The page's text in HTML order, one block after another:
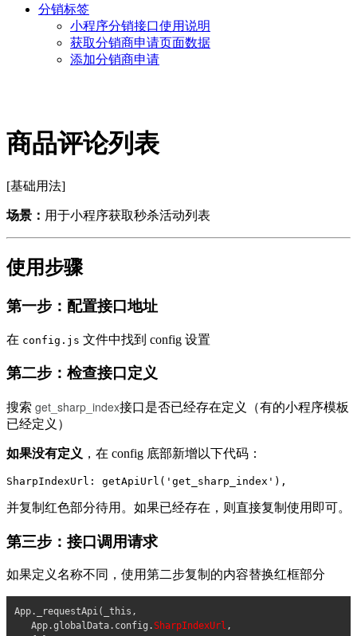
分销标签
小程序分销接口使用说明
获取分销商申请页面数据
添加分销商申请
商品评论列表
[基础用法]
场景： 用于小程序获取秒杀活动列表
使用步骤
第一步：配置接口地址
在 config.js 文件中找到 config 设置
第二步：检查接口定义
搜索 get_sharp_index接口是否已经存在定义（有的小程序模板
已经定义）
如果没有定义 ，在 config 底部新增以下代码：
SharpIndexUrl: getApiUrl('get_sharp_index'),
并复制红色部分待用。如果已经存在，则直接复制使用即可。
第三步：接口调用请求
如果定义名称不同，使用第二步复制的内容替换红框部分
App._requestApi(_this,
App.globalData.config.SharpIndexUrl ,